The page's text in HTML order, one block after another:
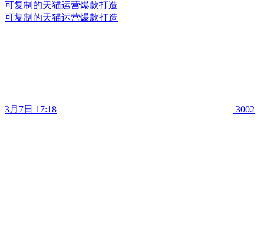
可复制的天猫运营爆款打造
可复制的天猫运营爆款打造
3月7日 17:18 3002